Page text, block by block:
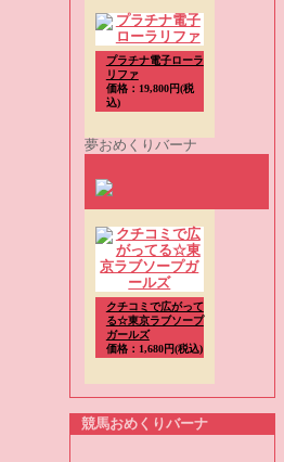
プラチナ電子ローラ
リファ
価格：19,800円(税
込)
夢おめくりバーナ
クチコミで広がって
る☆東京ラブソープ
ガールズ
価格：1,680円(税込)
競馬おめくりバーナ